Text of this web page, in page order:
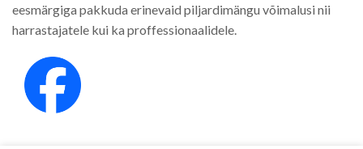
eesmärgiga pakkuda erinevaid piljardimängu võimalusi nii
harrastajatele kui ka proffessionaalidele.